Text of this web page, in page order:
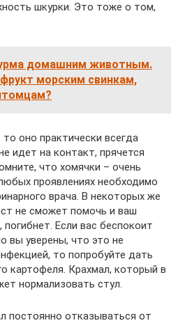
шкурки. Это тоже о том,
домашним животным.
морским свинкам,
оно практически всегда
идет на контакт, прячется
что хомячки – очень
проявлениях необходимо
врача. В некоторых же
не сможет помочь и ваш
Если вас беспокоит
вы уверены, что это не
то попробуйте дать
картофеля. Крахмал, который в
нормализовать стул.
постоянно отказываться от